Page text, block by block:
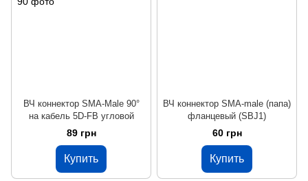
ВЧ коннектор SMA-Male 90°
на кабель 5D-FB угловой
89 грн
Купить
ВЧ коннектор SMA-male (папа)
фланцевый (SBJ1)
60 грн
Купить